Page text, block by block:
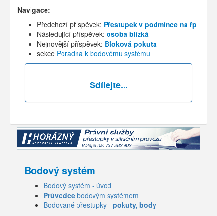
Navigace:
Předchozí příspěvek: Přestupek v podmínce na řp
Následující příspěvek: osoba blízká
Nejnovější příspěvek: Bloková pokuta
sekce Poradna k bodovému systému
Sdílejte...
Bodový systém
Bodový systém - úvod
Průvodce bodovým systémem
Bodované přestupky - pokuty, body